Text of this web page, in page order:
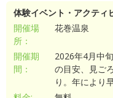
体験イベント・アクティ
開催場
所：
花巻温泉
開催期
間：
2026年4月中
の目安、見ご
り。年により